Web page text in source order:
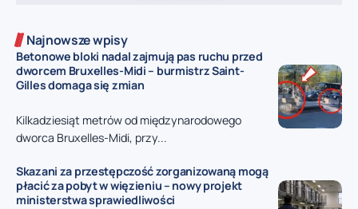
Najnowsze wpisy
Betonowe bloki nadal zajmują pas ruchu przed
dworcem Bruxelles-Midi – burmistrz Saint-
Gilles domaga się zmian
Kilkadziesiąt metrów od międzynarodowego
dworca Bruxelles-Midi, przy...
Skazani za przestępczość zorganizowaną mogą
płacić za pobyt w więzieniu – nowy projekt
ministerstwa sprawiedliwości